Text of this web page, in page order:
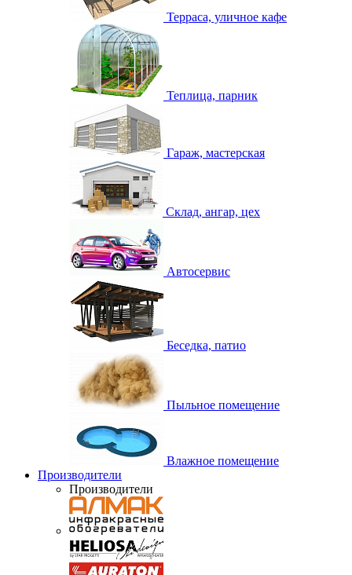
Терраса, уличное кафе
Теплица, парник
Гараж, мастерская
Склад, ангар, цех
Автосервис
Беседка, патио
Пыльное помещение
Влажное помещение
Производители
Производители